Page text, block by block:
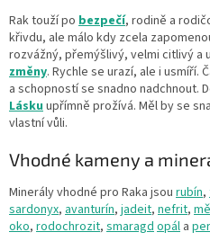
Rak touží po bezpečí, rodině a
křivdu, ale málo kdy zcela
rozvážný, přemýšlivý, velmi citlivý a
změny. Rychle se urazí, ale i usmíří.
a schopností se snadno nadchnout.
Láskuupřímně prožívá. Měl by se
vlastní vůli.
Vhodné kameny a
Minerály vhodné pro Raka jsou rubín,
sardonyx, avanturín, jadeit, nefrit,
oko, rodochrozit, smaragd opál a